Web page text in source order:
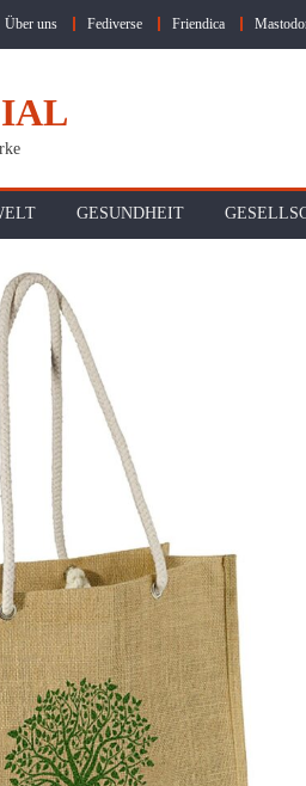
Über uns Fediverse Friendica
GESUNDHEIT